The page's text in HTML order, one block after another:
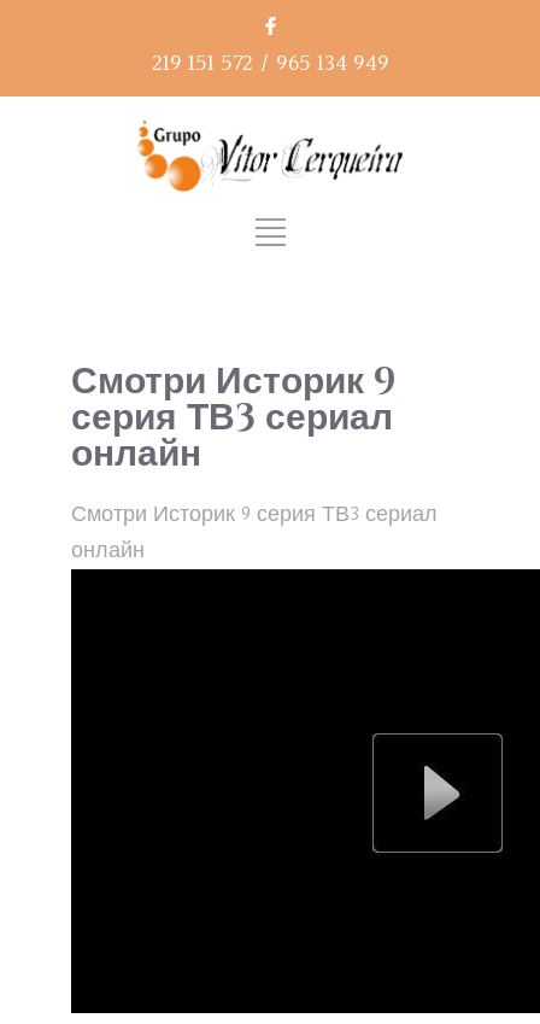
219 151 572 / 965 134 949
Смотри Историк 9
серия ТВ3 сериал
онлайн
Смотри Историк 9 серия ТВ3 сериал
онлайн